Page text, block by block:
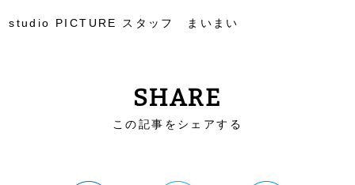
studio PICTURE スタッフ まいまい
SHARE
この記事をシェアする